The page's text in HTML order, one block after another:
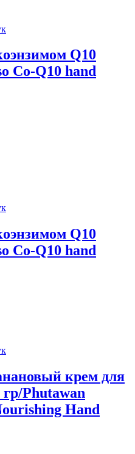
Q10
Co-Q10 hand
Q10
Co-Q10 hand
крем для
Phutawan
Hand